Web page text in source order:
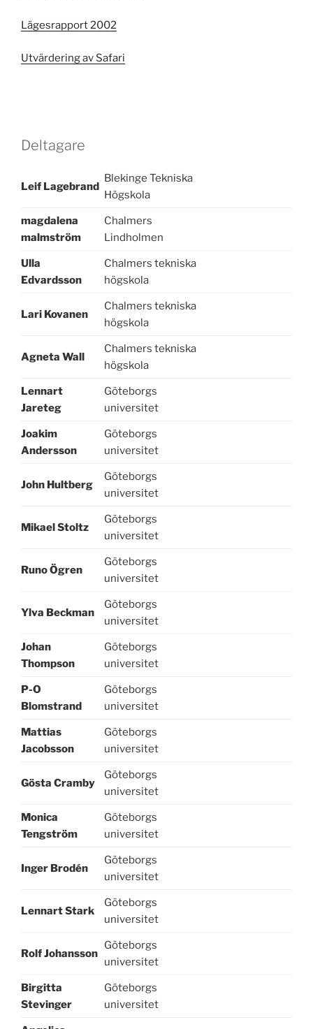
Lägesrapport 2002
Utvärdering av Safari
Deltagare
Leif Lagebrand
Blekinge Tekniska
Högskola
magdalena
malmström
Chalmers
Lindholmen
Ulla
Edvardsson
Chalmers tekniska
högskola
Lari Kovanen
Chalmers tekniska
högskola
Agneta Wall
Chalmers tekniska
högskola
Lennart
Jareteg
Göteborgs
universitet
Joakim
Andersson
Göteborgs
universitet
John Hultberg
Göteborgs
universitet
Mikael Stoltz
Göteborgs
universitet
Runo Ögren
Göteborgs
universitet
Ylva Beckman
Göteborgs
universitet
Johan
Thompson
Göteborgs
universitet
P-O
Blomstrand
Göteborgs
universitet
Mattias
Jacobsson
Göteborgs
universitet
Gösta Cramby
Göteborgs
universitet
Monica
Tengström
Göteborgs
universitet
Inger Brodén
Göteborgs
universitet
Lennart Stark
Göteborgs
universitet
Rolf Johansson
Göteborgs
universitet
Birgitta
Stevinger
Göteborgs
universitet